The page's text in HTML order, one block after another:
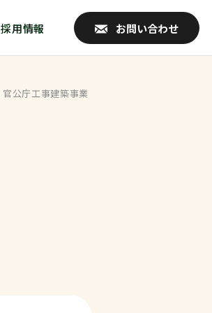
採用情報 お問い合わせ
官公庁工事建築事業